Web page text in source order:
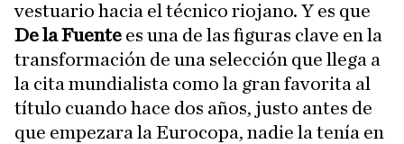
vestuario hacia el técnico riojano. Y es que
De la Fuente es una de las figuras clave en la
transformación de una selección que llega a
la cita mundialista como la gran favorita al
título cuando hace dos años, justo antes de
que empezara la Eurocopa, nadie la tenía en